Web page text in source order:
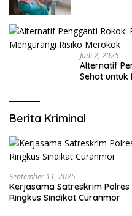
Juni 2, 2025
Alternatif
Sehat untuk
Berita Kriminal
September 11, 2025
Kerjasama Satreskrim
Ringkus Sindikat Curanmor